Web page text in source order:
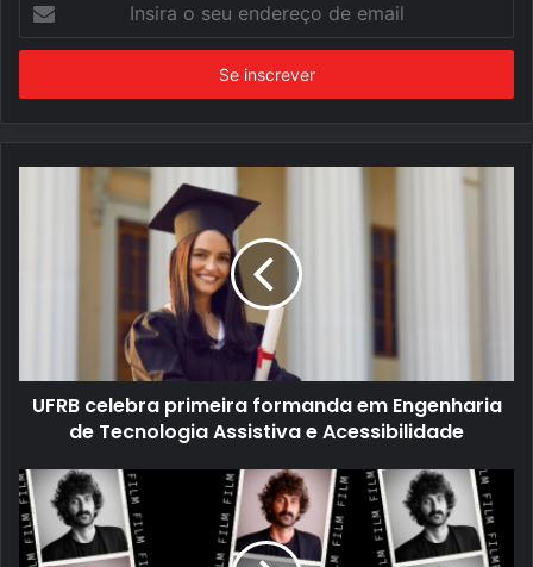
seu
de
UFRB celebra primeira formanda em Engenharia
de Tecnologia Assistiva e Acessibilidade